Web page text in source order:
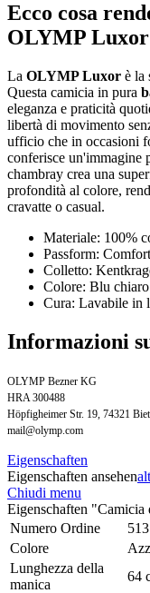
Ecco cosa
OLYMP
La OLYMP Luxor è la
Questa camicia in pura
eleganza e praticità
libertà di movimento
ufficio che in occasioni
conferisce un'immagine
chambray crea una
profondità al colore,
cravatte o casual.
Materiale: 100%
Passform:
Colletto:
Colore: Blu
Cura: Lavabile in
Informazioni
OLYMP Bezner KG
HRA 300488
Höpfigheimer Str. 19, 74321
mail@olymp.com
Eigenschaften
Eigenschaften ansehen
Chiudi menu
Eigenschaften
Numero Ordine
Colore
Lunghezza della
manica
64